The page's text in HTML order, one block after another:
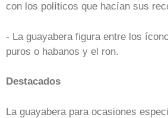
con los políticos que hacían sus
- La guayabera figura entre los
puros o habanos y el ron.
Destacados
La guayabera para ocasiones